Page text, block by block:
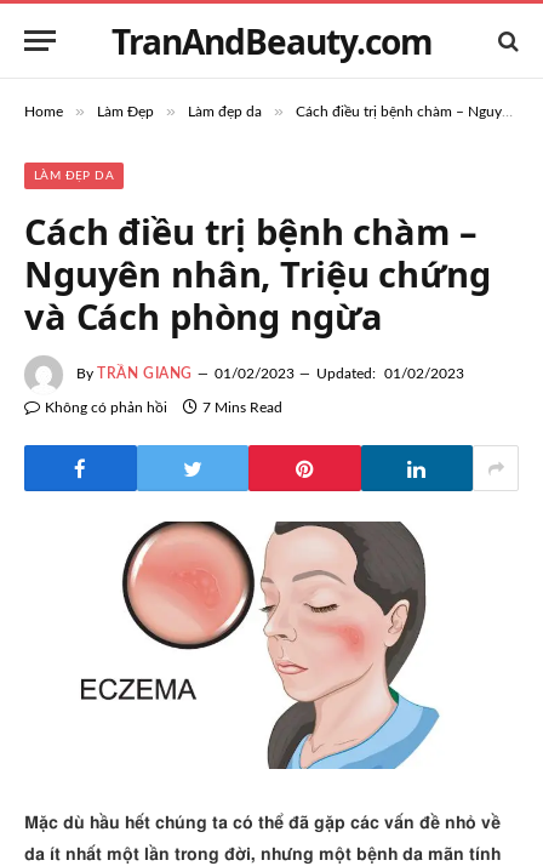
TranAndBeauty.com
Home » Làm Đẹp » Làm đẹp da » Cách điều trị bệnh chàm – Nguyên nhân, Triệu chứng và Cách phòng ngừa
LÀM ĐẸP DA
Cách điều trị bệnh chàm –
Nguyên nhân, Triệu chứng
và Cách phòng ngừa
By TRẦN GIANG 01/02/2023 Updated: 01/02/2023
Không có phản hồi 7 Mins Read
Mặc dù hầu hết chúng ta có thể đã gặp các vấn đề nhỏ về
da ít nhất một lần trong đời, nhưng một bệnh da mãn tính